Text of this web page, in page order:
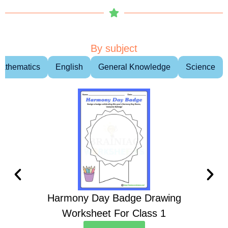
By subject
English General Knowledge Science
Harmony Day Badge Drawing
Worksheet For Class 1